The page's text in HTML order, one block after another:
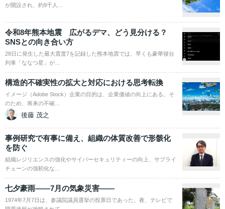
が開設され、約9千人…
令和8年熊本地震 広がるデマ、どう見分ける？
SNSとの向き合い方
28日に発生した最大震度7を記録した熊本地震では、早くも豪華寝台
列車「ななつ星」が…
構造的不確実性の拡大と対応における思考転換
イメージ（Adobe Stock）企業の目的は、企業価値の向上にある。そ
のため、将来の不確…
後藤 茂之
事例研究で有事に備え、組織の体質改善で形骸化
を防ぐ
組織レジリエンスの強化やサイバーセキュリティーの向上、サプライ
チェーンの強靭化な…
七夕豪雨――7月の気象災害――
1974年7月7日は、参議院議員選挙の投票日であった。夜、テレビで